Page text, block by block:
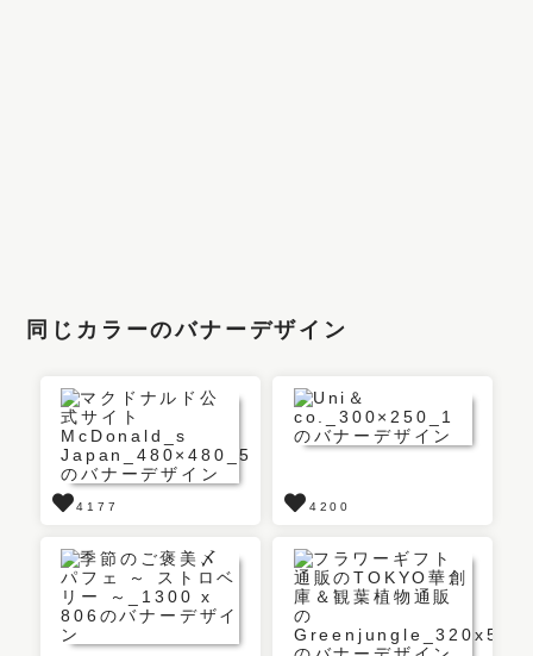
同じカラーのバナーデザイン
4177 4200